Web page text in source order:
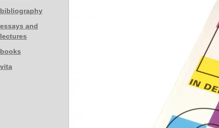
bibliography
essays and
lectures
books
vita